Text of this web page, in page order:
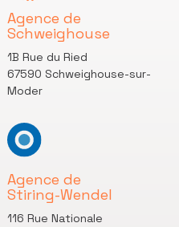
Agence de
Schweighouse
1B Rue du Ried
67590 Schweighouse-sur-
Moder
Agence de
Stiring-Wendel
116 Rue Nationale